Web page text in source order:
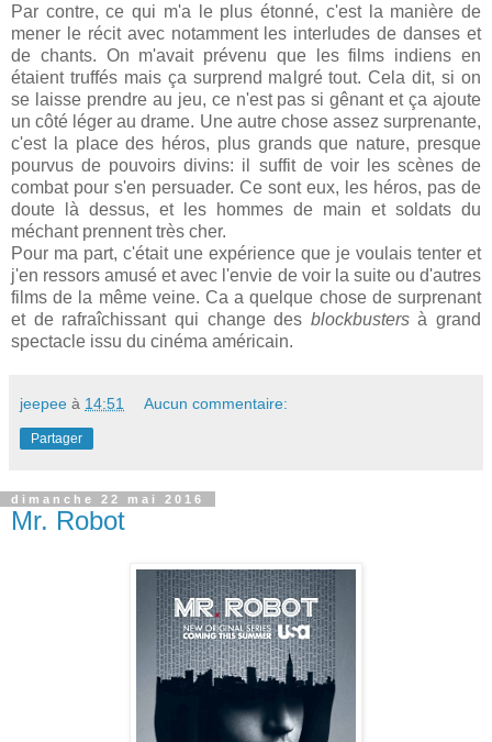
Par contre, ce qui m'a le plus étonné, c'est la manière de
mener le récit avec notamment les interludes de danses et
de chants. On m'avait prévenu que les films indiens en
étaient truffés mais ça surprend malgré tout. Cela dit, si on
se laisse prendre au jeu, ce n'est pas si gênant et ça ajoute
un côté léger au drame. Une autre chose assez surprenante,
c'est la place des héros, plus grands que nature, presque
pourvus de pouvoirs divins: il suffit de voir les scènes de
combat pour s'en persuader. Ce sont eux, les héros, pas de
doute là dessus, et les hommes de main et soldats du
méchant prennent très cher.
Pour ma part, c'était une expérience que je voulais tenter et
j'en ressors amusé et avec l'envie de voir la suite ou d'autres
films de la même veine. Ca a quelque chose de surprenant
et de rafraîchissant qui change des blockbustersà grand
spectacle issu du cinéma américain.
jeepee à 14:51 Aucun commentaire:
Partager
dimanche 22 mai 2016
Mr. Robot